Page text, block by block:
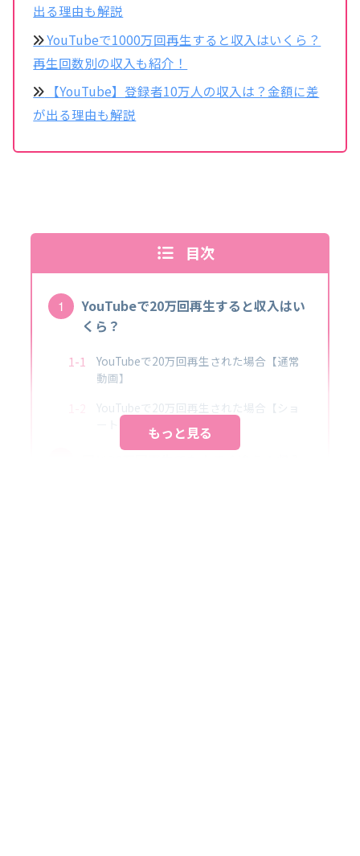
出る理由も解説
YouTubeで1000万回再生すると収入はいくら？
再生回数別の収入も紹介！
【YouTube】登録者10万人の収入は？金額に差
が出る理由も解説
目次
YouTubeで20万回再生すると収入はい
くら？
YouTubeで20万回再生された場合【通常
動画】
YouTubeで20万回再生された場合【ショ
ート動画】もっと見る